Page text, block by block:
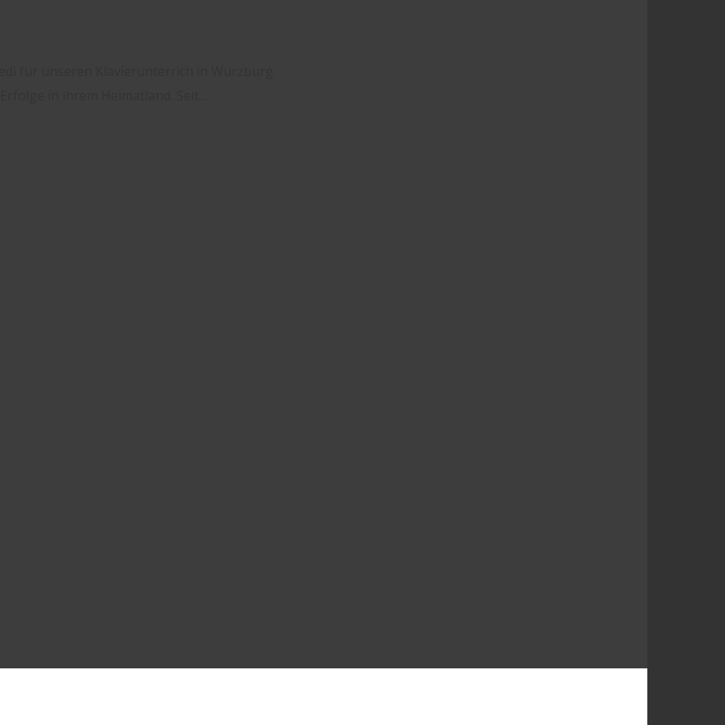
für unseren Klavierunterrich in Würzburg
in ihrem Heimatland. Seit…